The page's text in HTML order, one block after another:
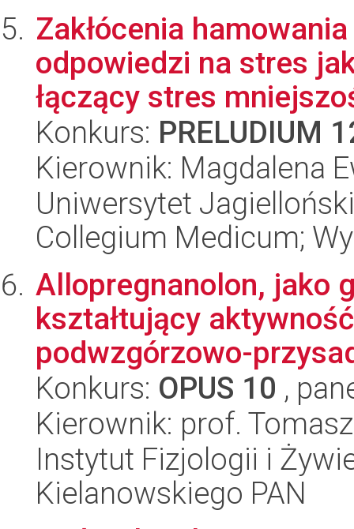
Zakłócenia
odpowiedzi na stres
łączący stres
Konkurs: PRELUDIUM
Kierownik: Magdalena
Uniwersytet
Collegium Medicum;
Allopregnanolon, jako
kształtujący
podwzgórzowo-
Konkurs: OPUS 10 ,
Kierownik: prof.
Instytut Fizjologii i
Kielanowskiego PAN